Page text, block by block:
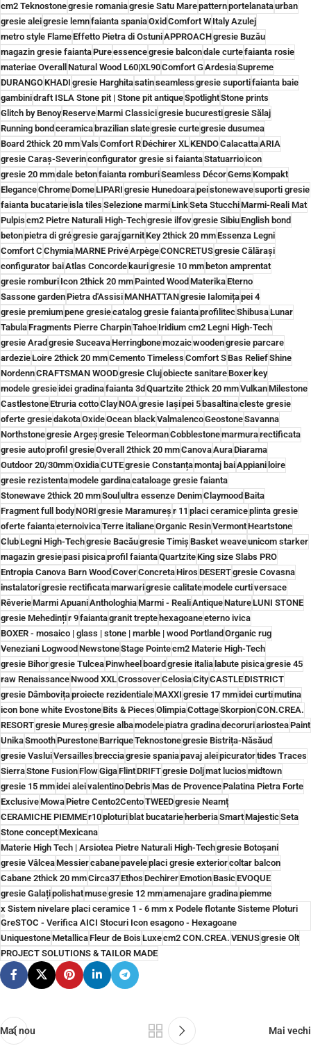
cm2 Teknostonegresie romaniagresie Satu Marepatternportelanataurban
gresie aleigresie lemnfaianta spaniaOxid Comfort WItaly Azulej
metro style FlameEffetto Pietra di OstuniAPPROACHgresie Buzău
magazin gresie faiantaPureessencegresie balcondale curtefaianta rosie
materiae Overall Natural Wood L60|XL90Comfort G ArdesiaSupreme
DURANGOKHADI gresie Harghitasatinseamless gresie suportifaianta baie
gambinidraft ISLA Stone pit | Stone pit antiqueSpotlightStone prints
Glitch by BenoyReserveMarmi Classicigresie bucurestigresie Sălaj
Running bond ceramica brazilian slategresie curtegresie dusumea
Board 2thick 20 mmVals Comfort RDéchirer XLKENDOCalacattaARIA
gresie Caraș-Severinconfigurator gresie si faiantaStatuarrioicon
gresie 20 mmdale betonfaianta romburiSeamless DécorGems Kompakt
EleganceChromeDomeLIPARI gresie Hunedoarapeistonewavesuporti gresie
faianta bucatarieisla tiles Selezione marmiLinkSeta StucchiMarmi-Reali Mat
Pulpis cm2 Pietre Naturali High-Techgresie ilfovgresie SibiuEnglish bond
betonpietra di grégresie garajgarnitKey 2thick 20 mmEssenza Legni
Comfort C ChymiaMARNE PrivéArpègeCONCRETUSgresie Călărași
configurator baiAtlas Concorde kaurigresie 10 mm beton amprentat
gresie romburiIcon 2thick 20 mmPainted Wood MaterikaEterno
Sassone gardenPietra d'AssisiMANHATTANgresie Ialomițapei 4
gresie premiumpene gresiecatalog gresie faiantaprofilitecShibusaLunar
TabulaFragments Pierre CharpinTahoeIridium cm2 Legni High-Tech
gresie Arad gresie SuceavaHerringbonemozaicwoodengresie parcare
ardezieLoire 2thick 20 mmCemento Timeless Comfort SBas ReliefShine
NordennCRAFTSMAN WOODgresie Clujobiecte sanitareBoxer key
modele gresieidei gradinafaianta 3d Quartzite 2thick 20 mmVulkanMilestone
CastlestoneEtruria cottoClayNOAgresie Iașipei 5 basaltinacleste gresie
oferte gresiedakotaOxideOcean blackValmalencoGeostoneSavanna
Northstonegresie Argeș gresie TeleormanCobblestonemarmurarectificata
gresie autoprofil gresieOverall 2thick 20 mmCanovaAuraDiarama
Outdoor 20/30mmOxidiaCUTEgresie Constanțamontaj baiAppianiloire
gresie rezistentamodele gardinacataloage gresie faianta
Stonewave 2thick 20 mmSoul ultra essenze DenimClaymood Baita
Fragment full bodyNORI gresie Maramureș r 11 placi ceramiceplinta gresie
oferte faiantaeternoivicaTerre italianeOrganic ResinVermontHeartstone
ClubLegni High-Techgresie Bacăugresie Timiș Basket weaveunicom starker
magazin gresiepasi pisicaprofil faiantaQuartziteKing size Slabs PRO
Entropia Canova Barn Wood CoverConcretaHiros DESERTgresie Covasna
instalatorigresie rectificatamarwarigresie calitatemodele curtiversace
RêverieMarmi ApuaniAnthologhiaMarmi - RealiAntiqueNatureLUNI STONE
gresie Mehedințir 9faiantagranit trepte hexagoaneeterno ivica
BOXER - mosaico | glass | stone | marble | wood Portland Organic rug
Veneziani Logwood NewstoneStage Pointecm2 Materie High-Tech
gresie Bihorgresie TulceaPinwheel board gresie italialabute pisicagresie 45
raw RenaissanceNwood XXLCrossoverCelosiaCityCASTLEDISTRICT
gresie Dâmbovițaproiecte rezidentialeMAXXI gresie 17 mmidei curtimutina
icon bone white EvostoneBits & Pieces OlimpiaCottageSkorpionCON.CREA.
RESORTgresie Mureș gresie albamodelepiatra gradinadecoruriariosteaPaint
UnikaSmoothPurestoneBarriqueTeknostonegresie Bistrița-Năsăud
gresie VasluiVersailles brecciagresie spaniapavaj aleipicuratortides Traces
SierraStone FusionFlowGigaFlintDRIFTgresie Doljmat lucios midtown
gresie 15 mmidei aleivalentinoDebris Mas de ProvencePalatina Pietra Forte
ExclusiveMowaPietre Cento2CentoTWEEDgresie Neamț
CERAMICHE PIEMMEr10ploturi blat bucatarie herberiaSmartMajesticSeta
Stone conceptMexicana
Materie High Tech | Arsiotea Pietre Naturali High-Techgresie Botoșani
gresie VâlceaMessiercabanepaveleplaci gresie exteriorcoltar balcon
Cabane 2thick 20 mmCirca37Ethos DechirerEmotionBasicEVOQUE
gresie Galațipolishatmusegresie 12 mmamenajare gradinapiemme
x Sistem nivelare placi ceramice 1 - 6 mm x Podele flotante Sisteme Ploturi
GreSTOC - Verifica AICI Stocuri Icon esagono - Hexagoane
UniquestoneMetallicaFleur de Bois Luxecm2 CON.CREA. VENUSgresie Olt
PROJECT SOLUTIONS & TAILOR MADE
Mai nou Mai vechi